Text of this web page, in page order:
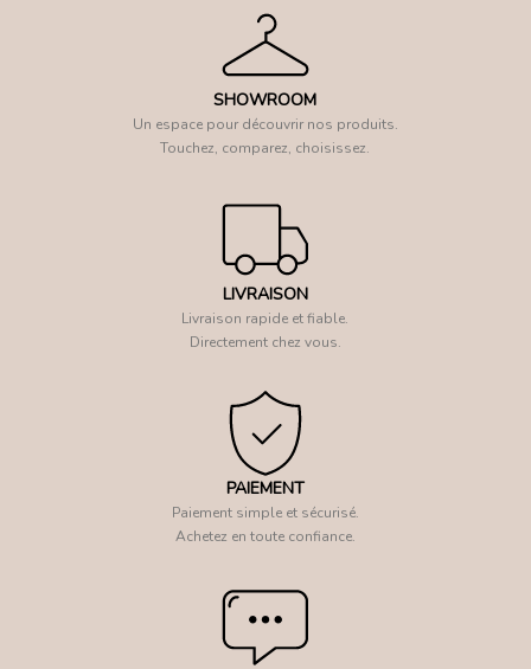
SHOWROOM
Un espace pour découvrir nos produits.
Touchez, comparez, choisissez.
LIVRAISON
Livraison rapide et fiable.
Directement chez vous.
PAIEMENT
Paiement simple et sécurisé.
Achetez en toute confiance.